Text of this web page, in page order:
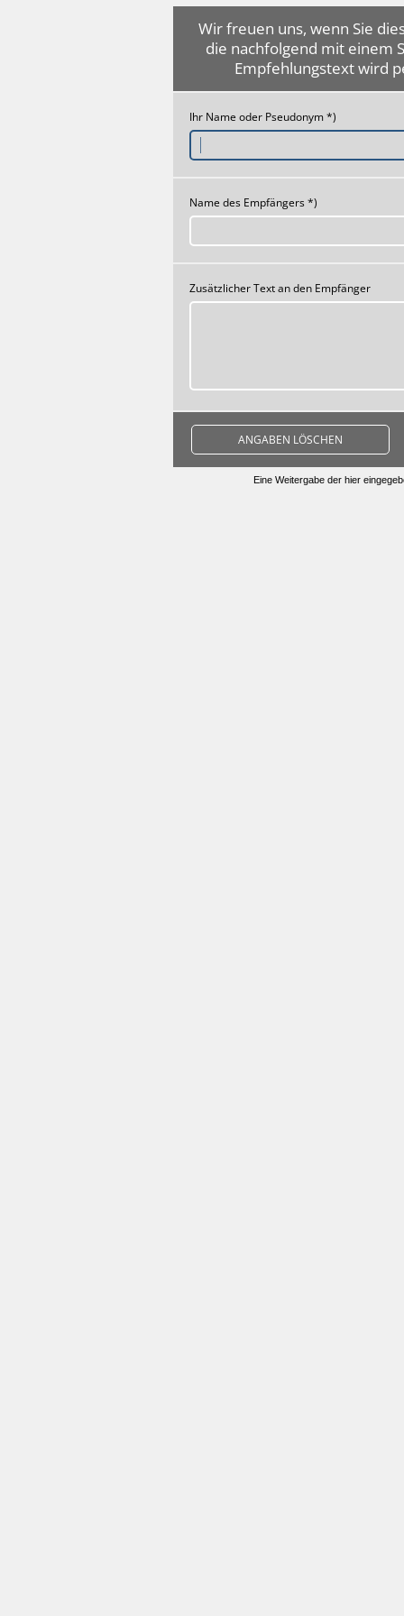
Wir freuen uns, wenn Sie
die nachfolgend mit einem
Empfehlungstext wird
Ihr Name oder Pseudonym *)
Name des Empfängers *)
Zusätzlicher Text an den Empfänger
ANGABEN LÖSCHEN
Eine Weitergabe der hier